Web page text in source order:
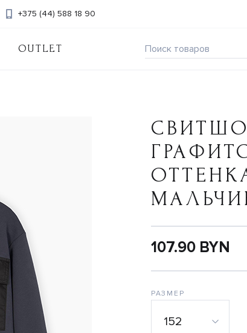
OUTLET
+375 (44) 588 18 90
107.90 BYN
РАЗМЕР
152